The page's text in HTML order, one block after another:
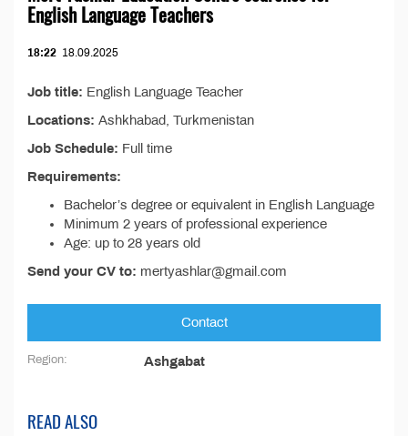
English Language Teachers
18:22 18.09.2025
Job title: English Language Teacher
Locations: Ashkhabad, Turkmenistan
Job Schedule: Full time
Requirements:
Bachelor’s degree or equivalent in English Language
Minimum 2 years of professional experience
Age: up to 28 years old
Send your CV to: mertyashlar@gmail.com
Contact
Region: Ashgabat
READ ALSO